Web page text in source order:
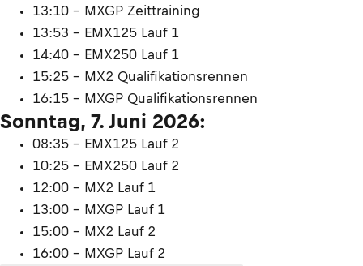
13:10 – MXGP Zeittraining
13:53 - EMX125 Lauf 1
14:40 - EMX250 Lauf 1
15:25 - MX2 Qualifikationsrennen
16:15 - MXGP Qualifikationsrennen
Sonntag, 7. Juni 2026:
08:35 - EMX125 Lauf 2
10:25 - EMX250 Lauf 2
12:00 - MX2 Lauf 1
13:00 - MXGP Lauf 1
15:00 - MX2 Lauf 2
16:00 - MXGP Lauf 2